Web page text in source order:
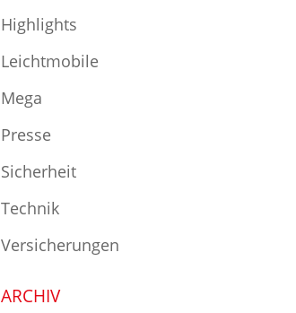
Highlights
Leichtmobile
Mega
Presse
Sicherheit
Technik
Versicherungen
ARCHIV